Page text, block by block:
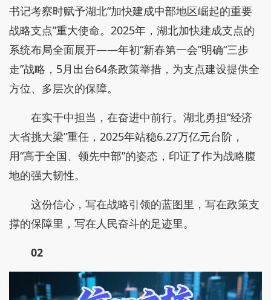
书记考察时赋予湖北“加快建成中部地区崛起的重要
战略支点”重大使命。2025年，湖北加快建成支点的
系统布局全面展开——年初“新春第一会”明确“三步
走”战略，5月出台64条政策举措，为支点建设提供全
方位、多层次的保障。
在实干中担当，在奋进中前行。湖北勇担“经济
大省挑大梁”重任，2025年站稳6.27万亿元台阶，
用“高于全国、领先中部”的姿态，印证了作为战略腹
地的强大韧性。
这份信心，写在战略引领的蓝图里，写在政策支
撑的保障里，写在人民奋斗的足迹里。
02